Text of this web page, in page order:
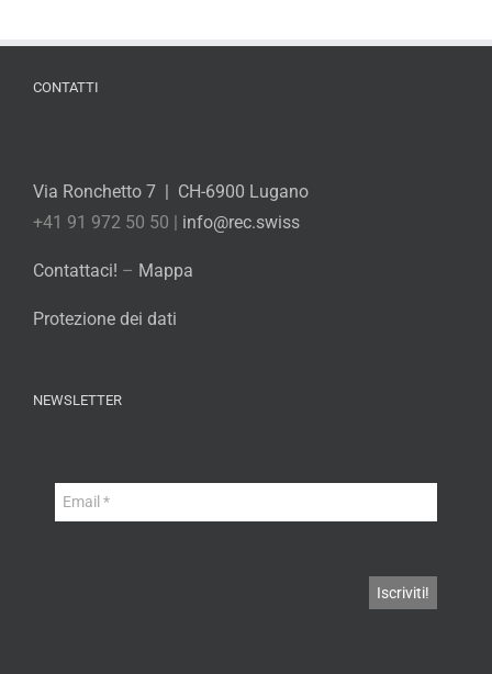
CONTATTI
Via Ronchetto 7 | CH-6900 Lugano
+41 91 972 50 50 | info@rec.swiss
Contattaci! – Mappa
Protezione dei dati
NEWSLETTER